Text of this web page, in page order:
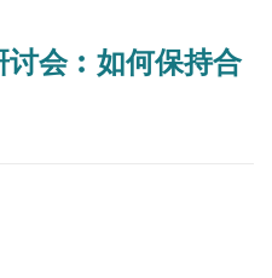
讨会︰如何保持合